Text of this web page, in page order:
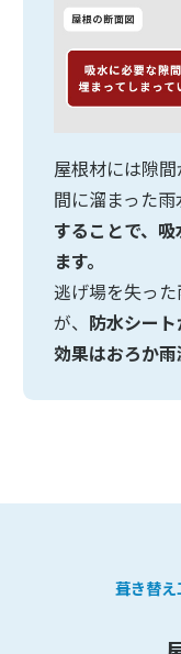
屋根材には隙
間に溜まった雨
することで、
ます。
逃げ場を失っ
が、 防水シー
効果はおろか
葺き替え